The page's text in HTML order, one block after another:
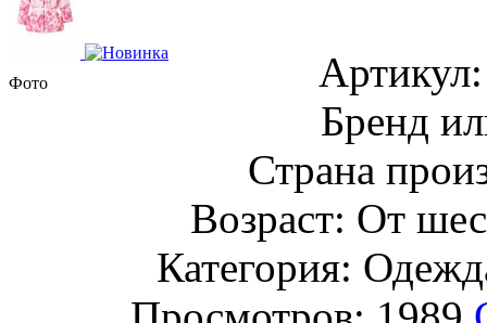
Фото
Бренд
Страна
Возраст: От
Категория: